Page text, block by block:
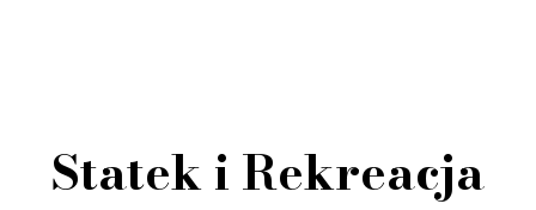
Statek i Rekreacja